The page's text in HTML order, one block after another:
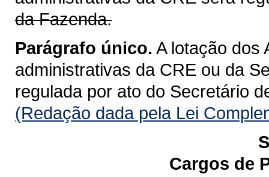
da Fazenda.
Parágrafo único. A lotação dos
administrativas da CRE ou da
regulada por ato do Secretário
(Redação dada pela Lei
Cargos de